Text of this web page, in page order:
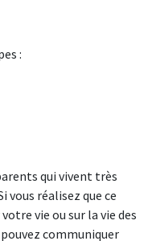
:
qui vivent très
vous réalisez que ce
vie ou sur la vie des
communiquer